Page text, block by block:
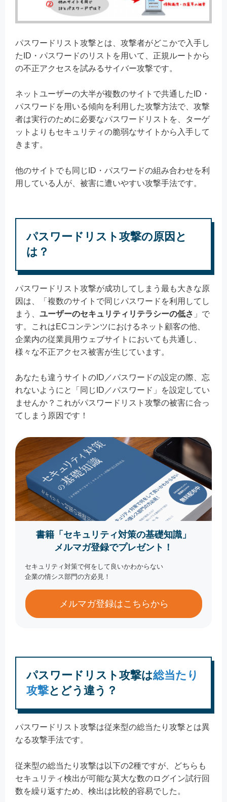
パスワードリスト攻撃とは、攻撃者がどこかで入手し
たID・パスワードのリストを用いて、正規ルートから
の不正アクセスを試みるサイバー攻撃です。
ネットユーザーの大半が複数のサイトで共通したID・
パスワードを用いる傾向を利用した攻撃方法で、攻撃
者は実行のために必要なパスワードリストを、ターゲ
ットよりもセキュリティの脆弱なサイトから入手して
きます。
他のサイトでも同じID・パスワードの組み合わせを利
用している人が、被害に遭いやすい攻撃手法です。
パスワードリスト攻撃の原因と
は？
パスワードリスト攻撃が成功してしまう最も大きな原
因は、「複数のサイトで同じパスワードを利用してし
まう、 ユーザーのセキュリティリテラシーの低さ 」で
す。これはECコンテンツにおけるネット顧客の他、
企業内の従業員用ウェブサイトにおいても共通し、
様々な不正アクセス被害が生じています。
あなたも違うサイトのID／パスワードの設定の際、忘
れないようにと「同じID／パスワード」を設定してい
ませんか？これがパスワードリスト攻撃の被害に合っ
てしまう原因です！
書籍「セキュリティ対策の基礎知識」
メルマガ登録でプレゼント！
セキュリティ対策で何をして良いかわからない
企業の情シス部門の方必見！
メルマガ登録はこちらから
パスワードリスト攻撃は総当たり
攻撃とどう違う？
パスワードリスト攻撃は従来型の総当たり攻撃とは異
なる攻撃手法です。
従来型の総当たり攻撃は以下の2種ですが、どちらも
セキュリティ検出が可能な莫大な数のログイン試行回
数を繰り返すため、検出は比較的容易でした。